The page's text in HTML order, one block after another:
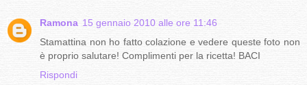
Ramona 15 gennaio 2010 alle ore 11:46
Stamattina non ho fatto colazione e vedere queste foto non
è proprio salutare! Complimenti per la ricetta! BACI
Rispondi